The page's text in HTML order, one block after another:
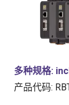
多种规格:
产品代码: